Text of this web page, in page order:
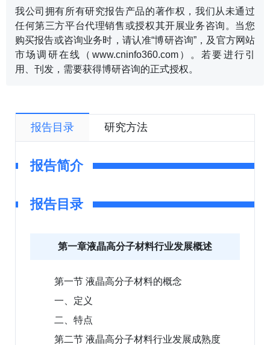
我公司拥有所有研究报告产品的著作权，我们从未通过
任何第三方平台代理销售或授权其开展业务咨询。当您
购买报告或咨询业务时，请认准“博研咨询”，及官方网站
市场调研在线（www.cninfo360.com）。若要进行引
用、刊发，需要获得博研咨询的正式授权。
报告目录 研究方法
报告简介
报告目录
第一章液晶高分子材料行业发展概述
第一节 液晶高分子材料的概念
一、定义
二、特点
第二节 液晶高分子材料行业发展成熟度